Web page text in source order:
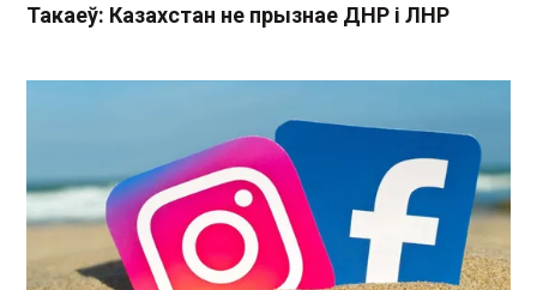
Такаеў: Казахстан не прызнае ДНР і ЛНР